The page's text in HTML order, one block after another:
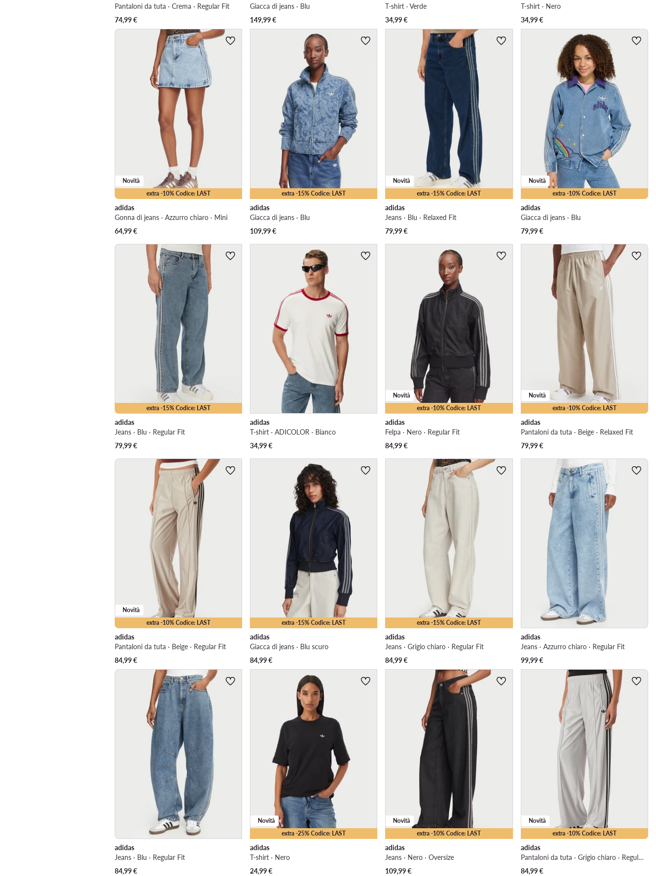
Pantaloni da tuta · Crema · Regular Fit
74,99€
Giacca di jeans · Blu
149,99€
T-shirt · Verde
34,99€
T-shirt · Nero
34,99€
extra -10% Codice: LAST
Novità
adidas
Gonna di jeans · Azzurro chiaro · Mini
64,99€
extra -15% Codice: LAST
adidas
Giacca di jeans · Blu
109,99€
extra -15% Codice: LAST
Novità
adidas
Jeans · Blu · Relaxed Fit
79,99€
extra -10% Codice: LAST
Novità
adidas
Giacca di jeans · Blu
79,99€
extra -15% Codice: LAST
adidas
Jeans · Blu · Regular Fit
79,99€
adidas
T-shirt · ADICOLOR · Bianco
34,99€
extra -10% Codice: LAST
Novità
adidas
Felpa · Nero · Regular Fit
84,99€
extra -10% Codice: LAST
Novità
adidas
Pantaloni da tuta · Beige · Relaxed Fit
79,99€
extra -10% Codice: LAST
Novità
adidas
Pantaloni da tuta · Beige · Regular Fit
84,99€
extra -15% Codice: LAST
adidas
Giacca di jeans · Blu scuro
84,99€
extra -15% Codice: LAST
adidas
Jeans · Grigio chiaro · Regular Fit
84,99€
adidas
Jeans · Azzurro chiaro · Regular Fit
99,99€
adidas
Jeans · Blu · Regular Fit
84,99€
extra -25% Codice: LAST
Novità
adidas
T-shirt · Nero
24,99€
extra -10% Codice: LAST
Novità
adidas
Jeans · Nero · Oversize
109,99€
extra -10% Codice: LAST
Novità
adidas
Pantaloni da tuta · Grigio chiaro · Regular Fit
84,99€